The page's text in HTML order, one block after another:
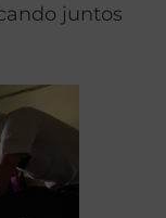
juntos